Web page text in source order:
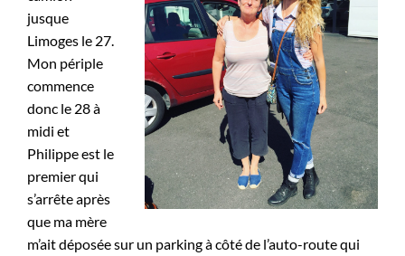
jusque
Limoges le 27.
Mon périple
commence
donc le 28 à
midi et
Philippe est le
premier qui
s’arrête après
que ma mère
m’ait déposée sur un parking à côté de l’auto-route qui